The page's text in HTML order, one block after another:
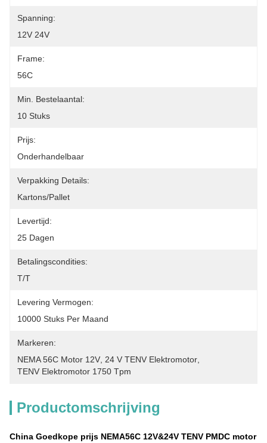
Spanning:
12V 24V
Frame:
56C
Min. Bestelaantal:
10 Stuks
Prijs:
Onderhandelbaar
Verpakking Details:
Kartons/Pallet
Levertijd:
25 Dagen
Betalingscondities:
T/T
Levering Vermogen:
10000 Stuks Per Maand
Markeren:
NEMA 56C Motor 12V 24 V TENV Elektromotor
TENV Elektromotor 1750 Tpm
Productomschrijving
China Goedkope prijs NEMA56C 12V&24V TENV PMDC motor